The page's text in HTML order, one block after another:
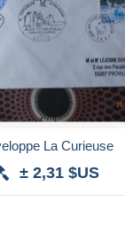
La Curieuse
± 2,31 $US